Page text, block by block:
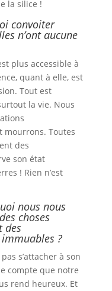
la silice !
convoiter
n’ont aucune
plus accessible à
quant à elle, est
Tout est
la vie. Nous
mourrons. Toutes
des
son état
! Rien n’est
nous nous
choses
des
?
s’attacher à son
compte que notre
rend heureux. Et